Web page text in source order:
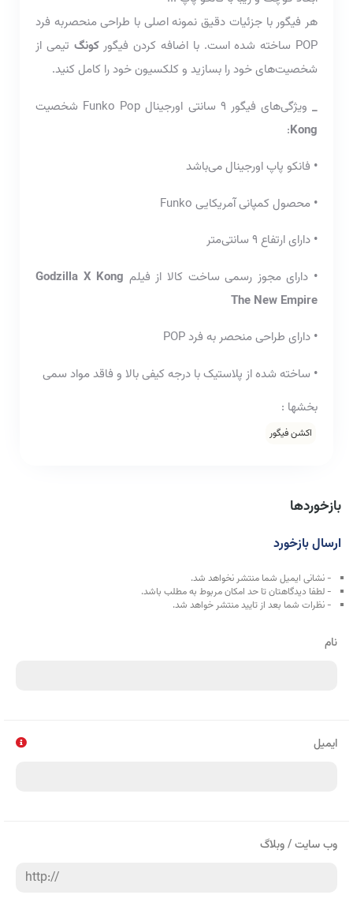
هر فیگور با جزئیات دقیق نمونه اصلی با طراحی منحصربه فرد
POP ساخته شده است. با اضافه کردن فیگور
کونگ تیمی از
شخصیت‌های خود را بسازید و کلکسیون خود را کامل کنید.
_ ویژگی‌های فیگور 9 سانتی اورجینال Funko Pop شخصیت
Kong
:
• فانکو پاپ اورجینال می‌باشد
• محصول کمپانی آمریکایی Funko
• دارای ارتفاع 9 سانتی‌متر
• دارای مجوز رسمی ساخت کالا از فیلم Godzilla X Kong
The New Empire
• دارای طراحی منحصر به فرد POP
• ساخته شده از پلاستیک با درجه کیفی بالا و فاقد مواد سمی
بخشها :
اکشن فیگور
بازخوردها
ارسال بازخورد
- نشانی ایمیل شما منتشر نخواهد شد.
- لطفا دیدگاهتان تا حد امکان مربوط به مطلب باشد.
- نظرات شما بعد از تایید منتشر خواهد شد.
نام
ایمیل
وب سایت / وبلاگ